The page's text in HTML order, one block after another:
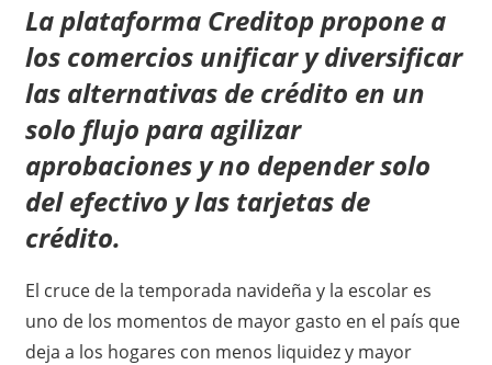
La plataforma Creditop propone a
los comercios unificar y diversificar
las alternativas de crédito en un
solo flujo para agilizar
aprobaciones y no depender solo
del efectivo y las tarjetas de
crédito.
El cruce de la temporada navideña y la escolar es
uno de los momentos de mayor gasto en el país que
deja a los hogares con menos liquidez y mayor